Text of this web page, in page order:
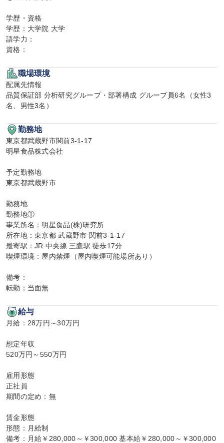
学歴・資格
学歴：大学院 大学
語学力：
資格：
職場環境
配属先情報
品質保証部 分析研究グループ・部署構成 グループ員6名（女性3
名、男性3名）
勤務地
東京都武蔵野市関前3-1-17
明星食品株式会社
予定勤務地
東京都武蔵野市
勤務地
勤務地①
事業所名：明星食品(株)研究所
所在地：東京都 武蔵野市 関前3-1-17
最寄駅：JR 中央線 三鷹駅 徒歩17分
喫煙環境：屋内禁煙（屋内喫煙可能場所あり）
備考：
転勤：当面無
給与
月給：28万円～30万円
想定年収
520万円～550万円
雇用形態
正社員
期間の定め：無
賃金形態
形態：月給制
備考：月給￥280,000～￥300,000 基本給￥280,000～￥300,000